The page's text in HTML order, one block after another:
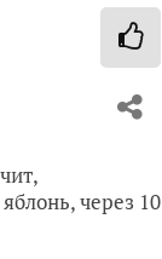
через 10